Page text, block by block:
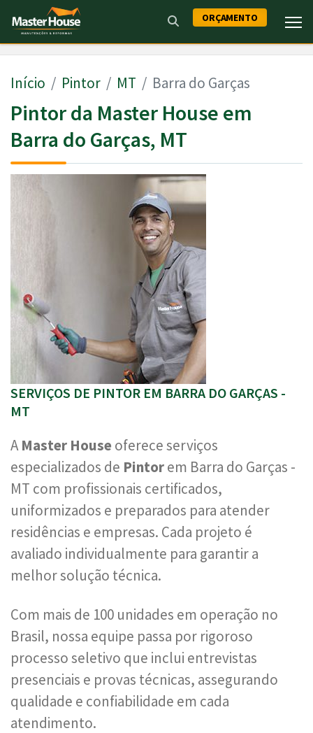
ORÇAMENTO
Início Pintor MT Barra do Garças
Pintor da Master House em
Barra do Garças, MT
SERVIÇOS DE PINTOR EM BARRA DO GARÇAS -
MT
AMaster House oferece serviços
especializados de Pintorem Barra do Garças -
MT com profissionais certificados,
uniformizados e preparados para atender
residências e empresas. Cada projeto é
avaliado individualmente para garantir a
melhor solução técnica.
Com mais de 100 unidades em operação no
Brasil, nossa equipe passa por rigoroso
processo seletivo que inclui entrevistas
presenciais e provas técnicas, assegurando
qualidade e confiabilidade em cada
atendimento.